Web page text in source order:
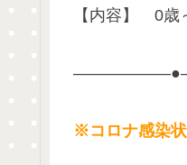
【内容】 0歳
※コロナ感染状